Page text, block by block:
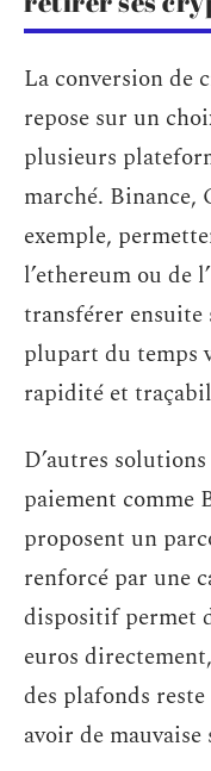
La conversion de
repose sur un
plusieurs
marché. Binance,
exemple,
l’ethereum ou de
transférer ensuite
plupart du temps
rapidité et
D’autres
paiement comme
proposent un
renforcé par une
dispositif permet
euros
des plafonds
avoir de